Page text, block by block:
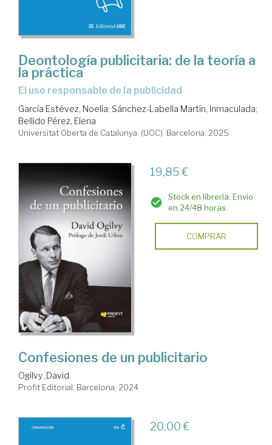
Deontología publicitaria: de la teoría a
la práctica
El uso responsable de la publicidad
García Estévez, Noelia; Sánchez-Labella Martín, Inmaculada;
Bellido Pérez, Elena
Universitat Oberta de Catalunya. (UOC). Barcelona, 2025
19,85 €
Stock en librería. Envío
en 24/48 horas
COMPRAR
Confesiones de un publicitario
Ogilvy ,David
Profit Editorial. Barcelona, 2024
20,00 €